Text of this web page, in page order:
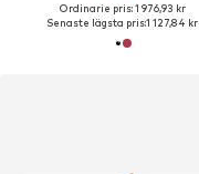
Ordinarie pris: 1 976,93 kr
Senaste lägsta pris:1 127,84 kr